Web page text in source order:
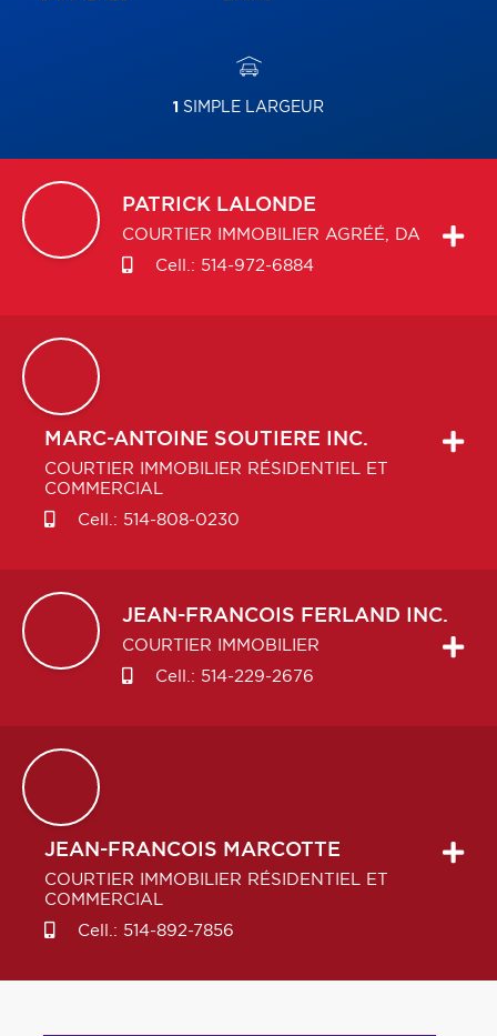
1 SIMPLE LARGEUR
PATRICK LALONDE
COURTIER IMMOBILIER AGRÉÉ, DA
Cell.: 514-972-6884
MARC-ANTOINE SOUTIERE INC.
COURTIER IMMOBILIER RÉSIDENTIEL ET
COMMERCIAL
Cell.: 514-808-0230
JEAN-FRANCOIS FERLAND INC.
COURTIER IMMOBILIER
Cell.: 514-229-2676
JEAN-FRANCOIS MARCOTTE
COURTIER IMMOBILIER RÉSIDENTIEL ET
COMMERCIAL
Cell.: 514-892-7856